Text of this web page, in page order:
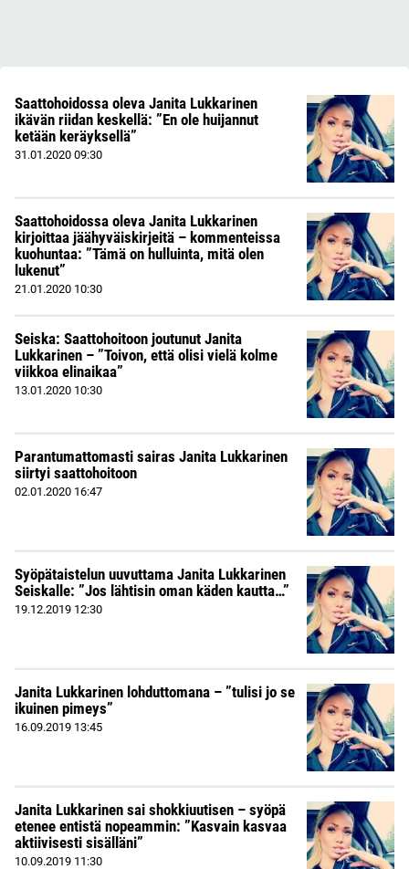
Saattohoidossa oleva Janita Lukkarinen
ikävän riidan keskellä: ”En ole huijannut
ketään keräyksellä”
31.01.2020 09:30
Saattohoidossa oleva Janita Lukkarinen
kirjoittaa jäähyväiskirjeitä – kommenteissa
kuohuntaa: ”Tämä on hulluinta, mitä olen
lukenut”
21.01.2020 10:30
Seiska: Saattohoitoon joutunut Janita
Lukkarinen – ”Toivon, että olisi vielä kolme
viikkoa elinaikaa”
13.01.2020 10:30
Parantumattomasti sairas Janita Lukkarinen
siirtyi saattohoitoon
02.01.2020 16:47
Syöpätaistelun uuvuttama Janita Lukkarinen
Seiskalle: ”Jos lähtisin oman käden kautta…”
19.12.2019 12:30
Janita Lukkarinen lohduttomana – ”tulisi jo se
ikuinen pimeys”
16.09.2019 13:45
Janita Lukkarinen sai shokkiuutisen – syöpä
etenee entistä nopeammin: ”Kasvain kasvaa
aktiivisesti sisälläni”
10.09.2019 11:30